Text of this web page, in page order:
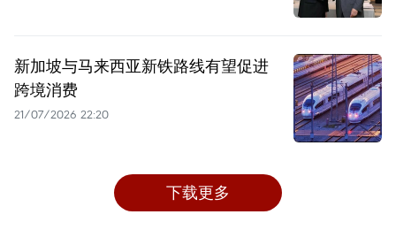
新加坡与马来西亚新铁路线有望促进
跨境消费
21/07/2026 22:20
下载更多